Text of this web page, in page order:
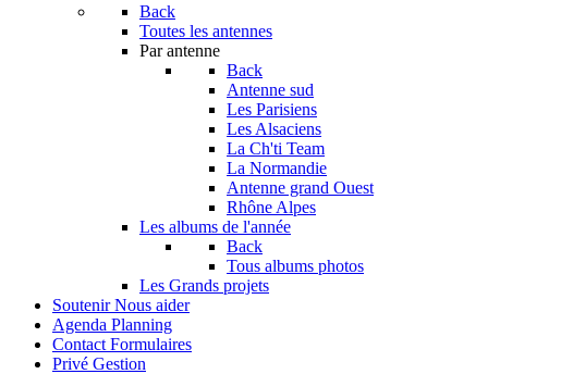
Back
Toutes les antennes
Par antenne
Back
Antenne sud
Les Parisiens
Les Alsaciens
La Ch'ti Team
La Normandie
Antenne grand Ouest
Rhône Alpes
Les albums de l'année
Back
Tous albums photos
Les Grands projets
Soutenir Nous aider
Agenda Planning
Contact Formulaires
Privé Gestion